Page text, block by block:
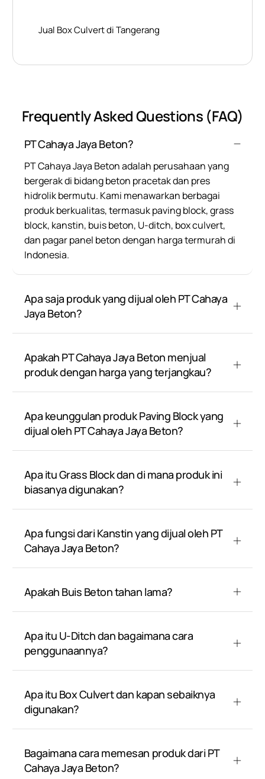
Jual Box Culvert di Tangerang
Frequently Asked Questions (FAQ)
PT Cahaya Jaya Beton?
PT Cahaya Jaya Beton adalah perusahaan yang
bergerak di bidang beton pracetak dan pres
hidrolik bermutu. Kami menawarkan berbagai
produk berkualitas, termasuk paving block, grass
block, kanstin, buis beton, U-ditch, box culvert,
dan pagar panel beton dengan harga termurah di
Indonesia.
Apa saja produk yang dijual oleh PT Cahaya
Jaya Beton?
Apakah PT Cahaya Jaya Beton menjual
produk dengan harga yang terjangkau?
Apa keunggulan produk Paving Block yang
dijual oleh PT Cahaya Jaya Beton?
Apa itu Grass Block dan di mana produk ini
biasanya digunakan?
Apa fungsi dari Kanstin yang dijual oleh PT
Cahaya Jaya Beton?
Apakah Buis Beton tahan lama?
Apa itu U-Ditch dan bagaimana cara
penggunaannya?
Apa itu Box Culvert dan kapan sebaiknya
digunakan?
Bagaimana cara memesan produk dari PT
Cahaya Jaya Beton?